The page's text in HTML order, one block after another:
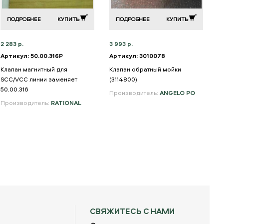
ПОДРОБНЕЕ КУПИТЬ
2 283 р.
Артикул: 50.00.316P
Клапан магнитный для
SCC/VCC линии заменяет
50.00.316
Производитель: RATIONAL
ПОДРОБНЕЕ КУПИТЬ
3 993 р.
Артикул: 3010078
Клапан обратный мойки
(3114800)
Производитель: ANGELO PO
СВЯЖИТЕСЬ С НАМИ